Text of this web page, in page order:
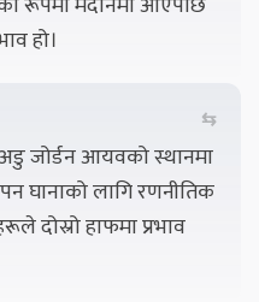
हो।
⇆
अडु जोर्डन आयवको स्थानमा
घानाको लागि रणनीतिक
दोस्रो हाफमा प्रभाव